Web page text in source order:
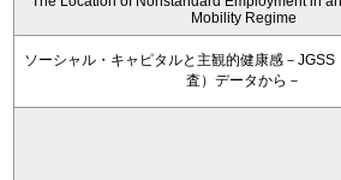
Mobility Regime
ソーシャル・キャピタルと主観的健康感－JGSS
査）データから－